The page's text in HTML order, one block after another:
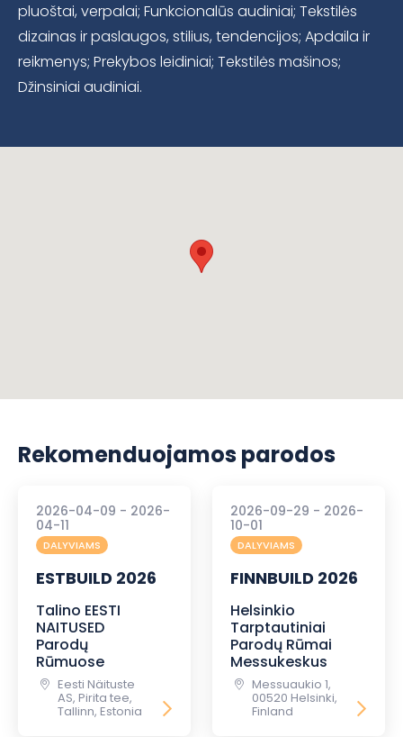
pluoštai, verpalai; Funkcionalūs audiniai; Tekstilės
dizainas ir paslaugos, stilius, tendencijos; Apdaila ir
reikmenys; Prekybos leidiniai; Tekstilės mašinos;
Džinsiniai audiniai.
Rekomenduojamos parodos
2026-04-09 - 2026-
04-11
DALYVIAMS
ESTBUILD 2026
Talino EESTI
NAITUSED
Parodų
Rūmuose
Eesti Näituste
AS, Pirita tee,
Tallinn, Estonia
2026-09-29 - 2026-
10-01
DALYVIAMS
FINNBUILD 2026
Helsinkio
Tarptautiniai
Parodų Rūmai
Messukeskus
Messuaukio 1,
00520 Helsinki,
Finland